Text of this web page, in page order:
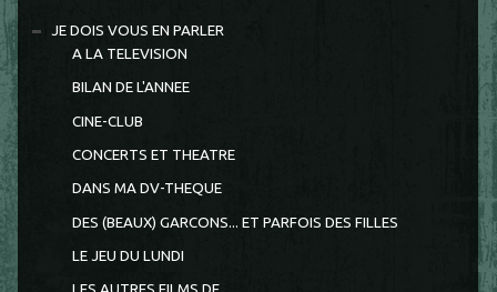
JE DOIS VOUS EN PARLER
A LA TELEVISION
BILAN DE L'ANNEE
CINE-CLUB
CONCERTS ET THEATRE
DANS MA DV-THEQUE
DES (BEAUX) GARCONS... ET PARFOIS DES FILLES
LE JEU DU LUNDI